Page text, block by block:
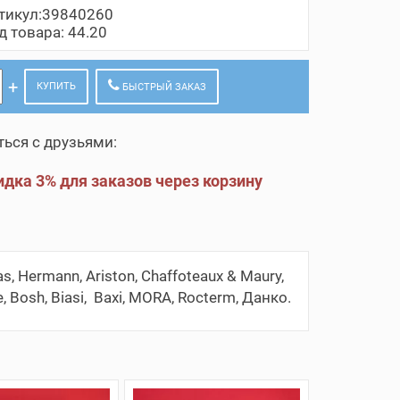
товара: 44.20
КУПИТЬ БЫСТРЫЙ ЗАКАЗ
с друзьями:
3% для заказов через корзину
Hermann, Ariston, Chaffoteaux & Maury,
Bosh, Biasi, Baxi, MORA, Rocterm, Данко.